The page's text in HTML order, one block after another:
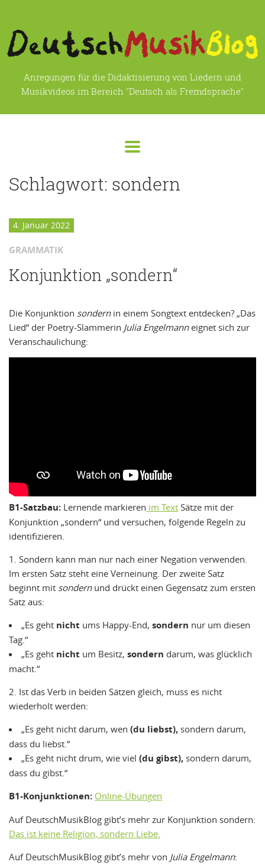
Anregungen für die Didaktisierung von Liedern und
Musikvideos im Bereich "Deutsch als Fremdsprache"
Schlagwort: sondern
4. Januar 2022
GRAMMATIK
Konjunktion „sondern“
Die Konjunktion sondernin einem Songtext entdecken? „Das
Lied“ der Poetry-Slammerin Julia Engelmanneignet sich zur
Veranschaulichung:
B1-Satzbau: Lernende markieren im Text Sätze mit der
Konjunktion „sondern“ und versuchen, folgende Regeln zu
identifizieren.
1. Sondern kann man nur nach einer Negation verwenden.
Im ersten Satz steht eine Verneinung. Der zweite Satz
beginnt mit sondernund drückt einen Gegensatz zum ersten
Satz aus:
„Es geht nicht ums Happy-End, sondern nur um diesen
Tag.“
„Es geht nicht um Besitz, sondern darum, was glücklich
macht.“
2. Ist das Verb in beiden Sätzen gleich, muss es nicht
wiederholt werden:
„Es geht nicht darum, wen (du liebst), sondern darum,
dass du liebst.“
„Es geht nicht drum, wie viel (du gibst), sondern darum,
dass du gibst.“
B1-Konjunktionen: Online-Übungen
Auf DeutschMusikBlog gibt’s mehr zur Konjunktion sondern:
Das ist keine Religion, sondern Liebe.
Auf DeutschMusikBlog gibt’s mehr von Julia Engelmann: